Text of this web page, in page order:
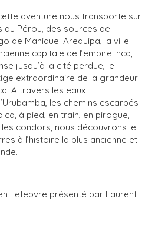
aventure nous transporte sur
du Pérou, des sources de
de Manique. Arequipa, la ville
capitale de l’empire Inca,
jusqu’à la cité perdue, le
extraordinaire de la grandeur
A travers les eaux
les chemins escarpés
à pied, en train, en pirogue,
condors, nous découvrons le
à l’histoire la plus ancienne et
Lefebvre présenté par Laurent